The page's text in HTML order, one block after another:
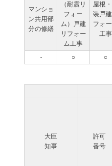
マンショ
ン共用部
分の修繕
（耐震リ
フォー
ム）戸建
リフォー
ム工事
屋根
装戸
フォ
工事
- ○ ○
大臣
知事
許可
番号